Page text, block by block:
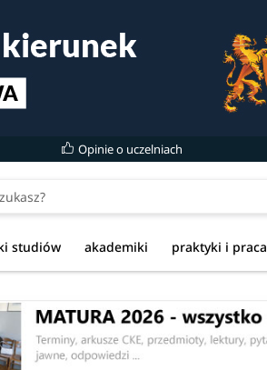
Opinie o uczelniach
studiów akademiki praktyki i praca